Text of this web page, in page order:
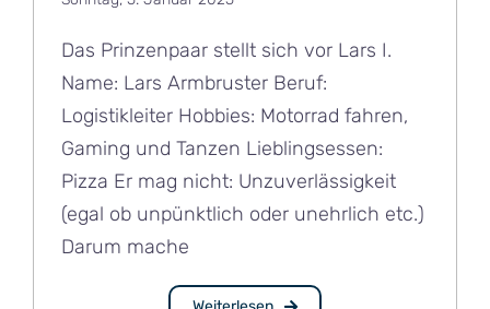
Das Prinzenpaar stellt sich vor Lars I.
Name: Lars Armbruster Beruf:
Logistikleiter Hobbies: Motorrad fahren,
Gaming und Tanzen Lieblingsessen:
Pizza Er mag nicht: Unzuverlässigkeit
(egal ob unpünktlich oder unehrlich etc.)
Darum mache